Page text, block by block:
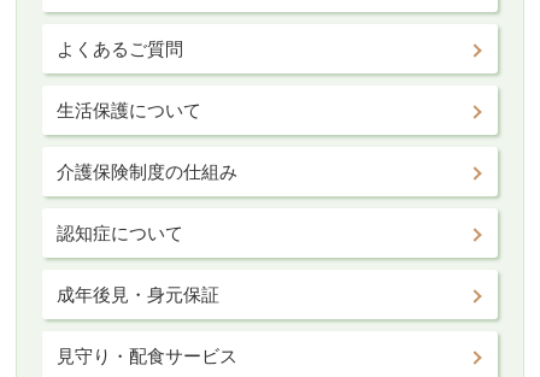
よくあるご質問
生活保護について
介護保険制度の仕組み
認知症について
成年後見・身元保証
見守り・配食サービス